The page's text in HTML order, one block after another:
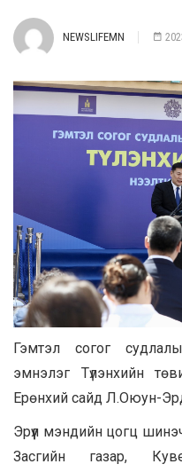
NEWSLIFEMN
Гэмтэл согог
эмнэлэг Түлэнхийн
Ерөнхий сайд Л.Оюун-
Эрүүл мэндийн цогц
Засгийн газар,